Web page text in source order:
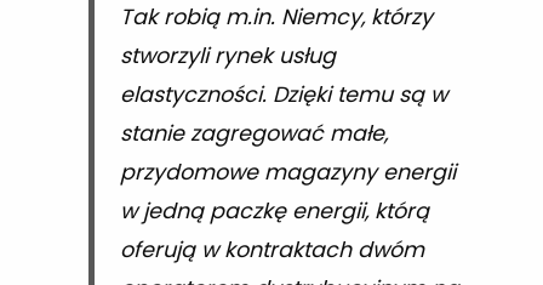
Tak robią m.in. Niemcy, którzy
stworzyli rynek usług
elastyczności. Dzięki temu są w
stanie zagregować małe,
przydomowe magazyny energii
w jedną paczkę energii, którą
oferują w kontraktach dwóm